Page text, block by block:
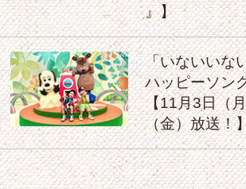
』】
「いないい
ハッピーソン
【11月3日（
（金）放送！